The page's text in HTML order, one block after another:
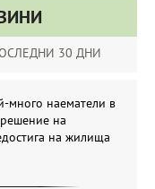
30 ДНИ
много наематели в
на
на жилища